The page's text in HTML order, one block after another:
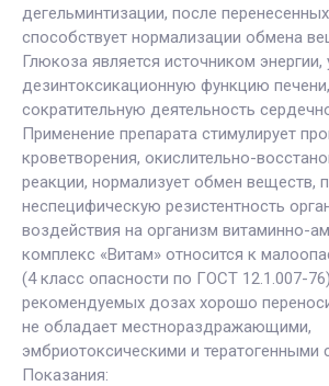
дегельминтизации, после
способствует нормализации обмена
Глюкоза является источником энергии,
дезинтоксикационную функцию
сократительную деятельность
Применение препарата стимулирует
кроветворения, окислительно-
реакции, нормализует обмен веществ,
неспецифическую резистентность
воздействия на организм витаминно-
комплекс «Витам» относится к
(4 класс опасности по ГОСТ 12.1.007-
рекомендуемых дозах хорошо
не обладает местнораздражающими,
эмбриотоксическими и тератогенными
Показания: